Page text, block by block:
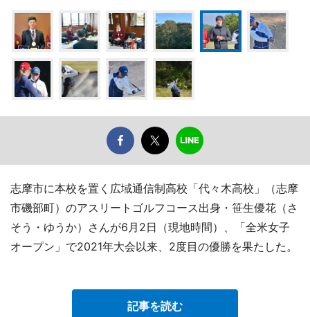
志摩市に本校を置く広域通信制高校「代々木高校」（志摩
市磯部町）のアスリートゴルフコース出身・笹生優花（さ
そう・ゆうか）さんが6月2日（現地時間）、「全米女子
オープン」で2021年大会以来、2度目の優勝を果たした。
記事を読む